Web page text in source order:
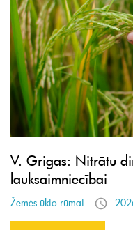
V. Grigas: Nitrātu
lauksaimniecībai
Žemės ūkio rūmai